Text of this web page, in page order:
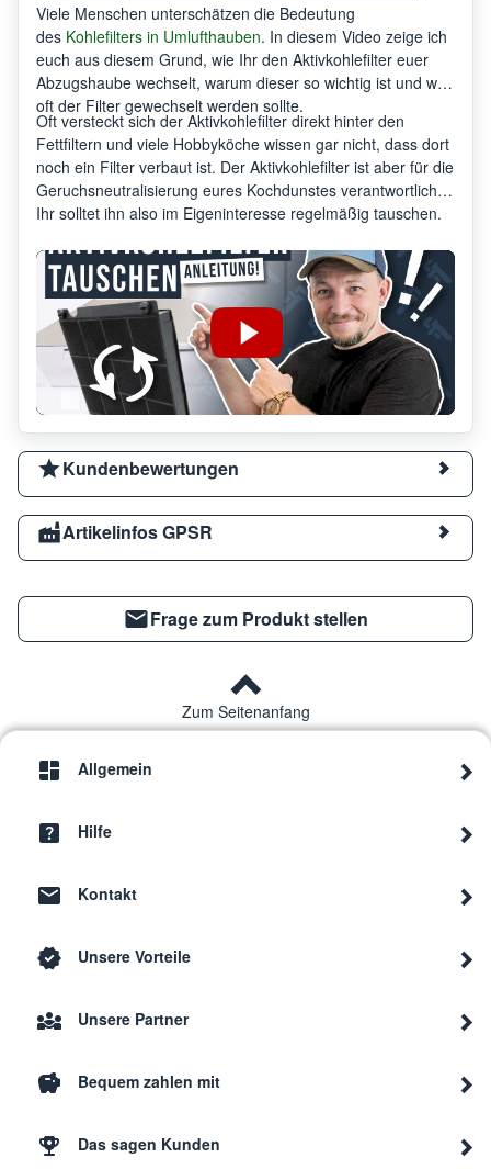
Viele Menschen unterschätzen die Bedeutung
des Kohlefilters in Umlufthauben. In diesem Video zeige ich
euch aus diesem Grund, wie Ihr den Aktivkohlefilter euer
Abzugshaube wechselt, warum dieser so wichtig ist und wie
oft der Filter gewechselt werden sollte.
Oft versteckt sich der Aktivkohlefilter direkt hinter den
Fettfiltern und viele Hobbyköche wissen gar nicht, dass dort
noch ein Filter verbaut ist. Der Aktivkohlefilter ist aber für die
Geruchsneutralisierung eures Kochdunstes verantwortlich.
Ihr solltet ihn also im Eigeninteresse regelmäßig tauschen.
Kundenbewertungen
Artikelinfos GPSR
Frage zum Produkt stellen
Zum Seitenanfang
Allgemein
Hilfe
Kontakt
Unsere Vorteile
Unsere Partner
Bequem zahlen mit
Das sagen Kunden